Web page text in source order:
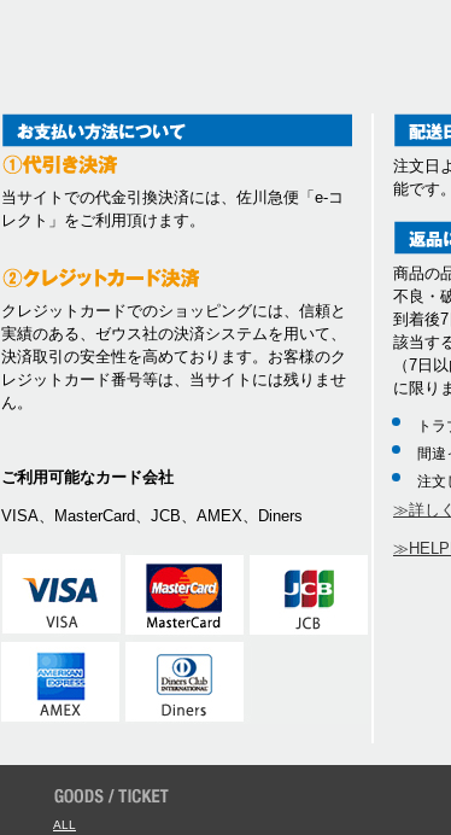
当サイトでの代金引換決済には、佐川急便「e-コ
レクト」をご利用頂けます。
クレジットカードでのショッピングには、信頼と
実績のある、ゼウス社の決済システムを用いて、
決済取引の安全性を高めております。お客様のク
レジットカード番号等は、当サイトには残りませ
ん。
ご利用可能なカード会社
VISA、MasterCard、JCB、AMEX、Diners
注文日
能です。
商品の
不良・
到着後
該当す
（7日
に限り
ト
間違
注文
≫詳し
ALL